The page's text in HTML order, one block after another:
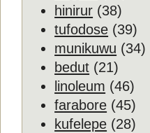
hinirur (38)
tufodose (39)
munikuwu (34)
bedut (21)
linoleum (46)
farabore (45)
kufelepe (28)